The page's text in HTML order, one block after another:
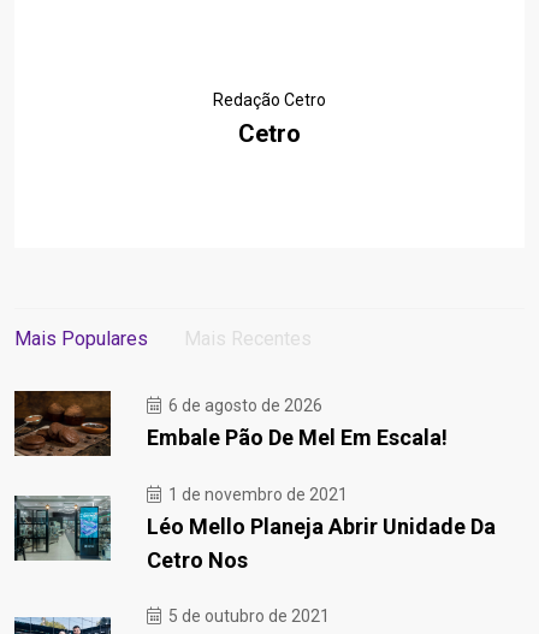
Redação Cetro
Cetro
Mais Populares Mais Recentes
6 de agosto de 2026
Embale Pão De Mel Em Escala!
1 de novembro de 2021
Léo Mello Planeja Abrir Unidade Da
Cetro Nos
5 de outubro de 2021